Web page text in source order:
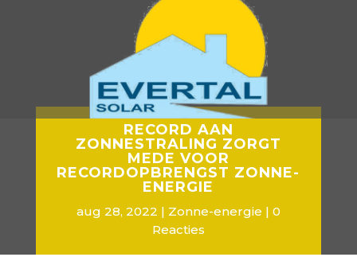
RECORD AAN
ZONNESTRALING ZORGT
MEDE VOOR
RECORDOPBRENGST ZONNE-
ENERGIE
aug 28, 2022 Zonne-energie
0
Reacties